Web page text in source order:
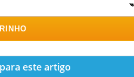
este artigo